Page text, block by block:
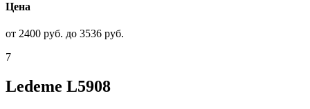
Цена
от 2400 руб. до 3536 руб.
7
Ledeme L5908